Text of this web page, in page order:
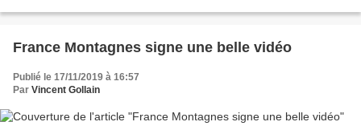
France Montagnes signe une belle vidéo
Publié le 17/11/2019 à 16:57
Par Vincent Gollain